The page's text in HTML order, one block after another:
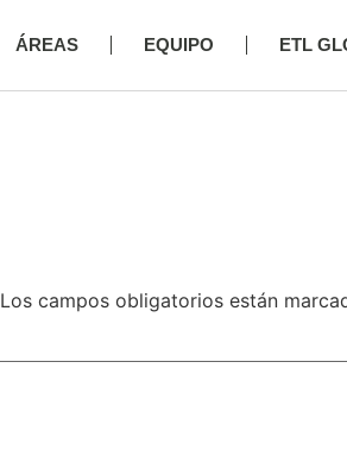
ÁREAS EQUIPO ETL
Los campos obligatorios están